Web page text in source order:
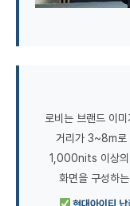
로비는 브랜드 이
거리가 3~8m로
1,000nits 이상의
화면을 구성하